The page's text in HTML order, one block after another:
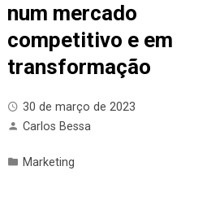
num mercado
competitivo e em
transformação
30 de março de 2023
Carlos Bessa
Marketing